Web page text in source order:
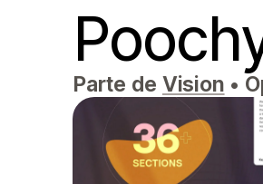
Parte de Vision •